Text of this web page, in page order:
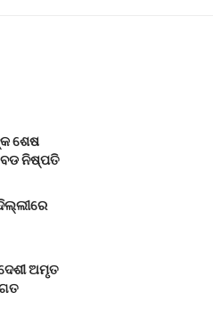
ଶେଷ
ବଡ ନିଷ୍ପତି
ଅମୃତ